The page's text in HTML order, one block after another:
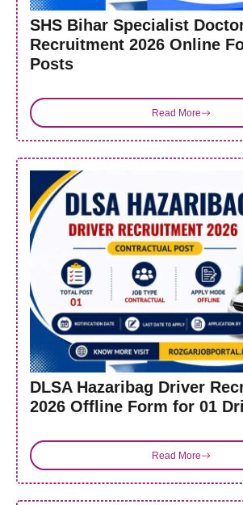
SHS Bihar Specialist
Recruitment 2026 Online
Posts
Read More
DLSA Hazaribag Driver
2026 Offline Form for 01
Read More